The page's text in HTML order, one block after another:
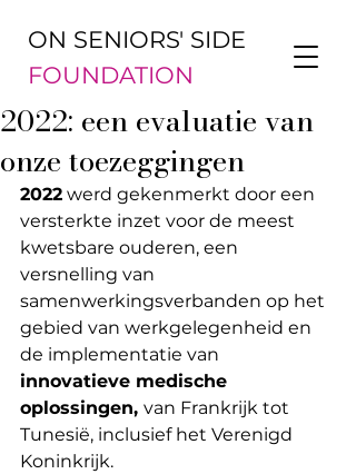
ON SENIORS' SIDE
FOUNDATION
2022: een evaluatie van
onze toezeggingen
2022 werd gekenmerkt door een
versterkte inzet voor de meest
kwetsbare ouderen, een
versnelling van
samenwerkingsverbanden op het
gebied van werkgelegenheid en
de implementatie van
innovatieve medische
oplossingen, van Frankrijk tot
Tunesië, inclusief het Verenigd
Koninkrijk.